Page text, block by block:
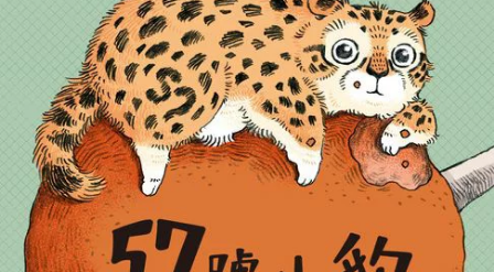
居家生活 3C家電 運動休閒 親子玩具
女裝 男裝 化妝保養 情趣用品
日本購物 電子/紙本書